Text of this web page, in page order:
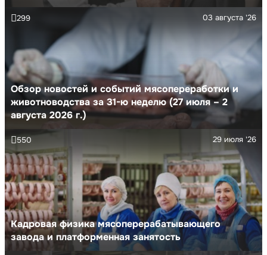
Обзор новостей и событий мясопереработки и
животноводства за 31-ю неделю (27 июля – 2
августа 2026 г.)
03 августа '26
299
Кадровая физика мясоперерабатывающего
завода и платформенная занятость
29 июля '26
550